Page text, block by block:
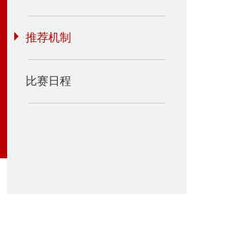
推荐机制
比赛日程